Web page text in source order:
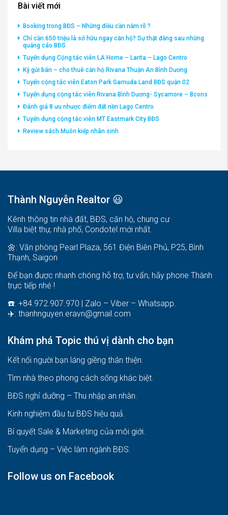
Bài viết mới
Booking trong BĐS – Những điều cần nắm rõ ?
Chỉ cần 650 triệu là sở hữu ngay căn hộ? Sự thật đằng sau những
quảng cáo BĐS
Tuyển dụng Cộng tác viên LA Home – Larita – Lago Centro
Ký gửi bán – cho thuê căn hộ Rivana Thuận An Bình Dương
Tuyển cộng tác viên Eaton Park Gamuda Land BĐS quận 02
Tuyển dụng cộng tác viên Rivana Bình Dương- Sycamore – Bcons
Đánh giá 8 ưu nhược điểm đất nền Lago Centro
Tuyển dụng cộng tác viên MT Eastmark City BĐS
Review sách Muôn kiếp nhân sinh
Thành Nguyễn Realtor 😃
Kênh thông tin nhà đất, BĐS, căn hộ, chung cư
Villa biệt thự, nhà phố, Condotel mới nhất.
🌼: Văn phòng Pearl Plaza, 561 Điện Biên Phủ, P25, Bình
Thạnh, Saigon
Để bạn được nhanh chóng hỗ trợ, tư vấn, hãy phone Thành
trực tiếp nhé !
☎️: +84.972.907.970 | Zalo – Viber – Whatsapp.
✈️: thanhnguyen.eravn@gmail.com
Khám phá Topic thú vị dành cho bạn
Kết nối người bạn láng giềng thân thiện.
Tìm nhà theo phong cách sống khác biệt.
BĐS nghỉ dưỡng – Thu nhập an nhàn.
Kinh nghiệm đầu tư BĐS hiệu quả.
Bí quyết Sale & Marketing của môi giới.
Tuyển dụng – Việc làm ngành BĐS.
Follow us on Facebook